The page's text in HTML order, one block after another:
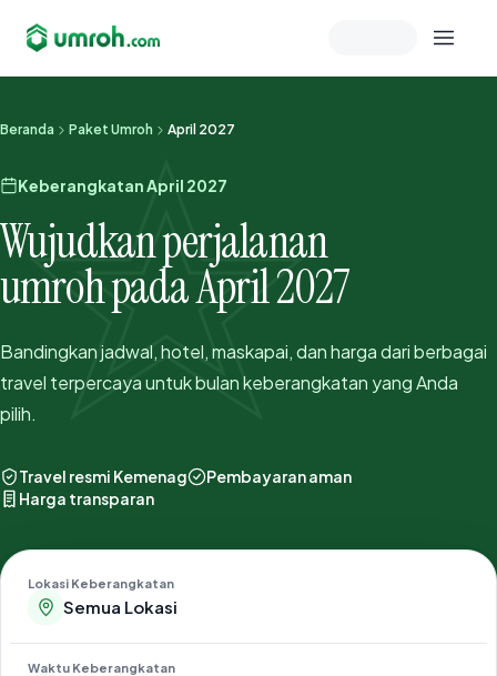
Memeriksa sesi akun
Beranda Paket Umroh April 2027
Keberangkatan April 2027
Wujudkan perjalanan
umroh pada April 2027
Bandingkan jadwal, hotel, maskapai, dan harga dari berbagai
travel terpercaya untuk bulan keberangkatan yang Anda
pilih.
Travel resmi Kemenag
Pembayaran aman
Harga transparan
Lokasi Keberangkatan
Waktu Keberangkatan